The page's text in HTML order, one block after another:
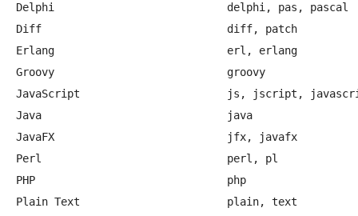
Delphi                           delphi, pas, pascal
Diff                             diff, patch
Erlang                           erl, erlang
Groovy                           groovy
JavaScript                       js, jscript,
Java                             java
JavaFX                           jfx, javafx
Perl                             perl, pl
PHP                              php
Plain Text                       plain, text